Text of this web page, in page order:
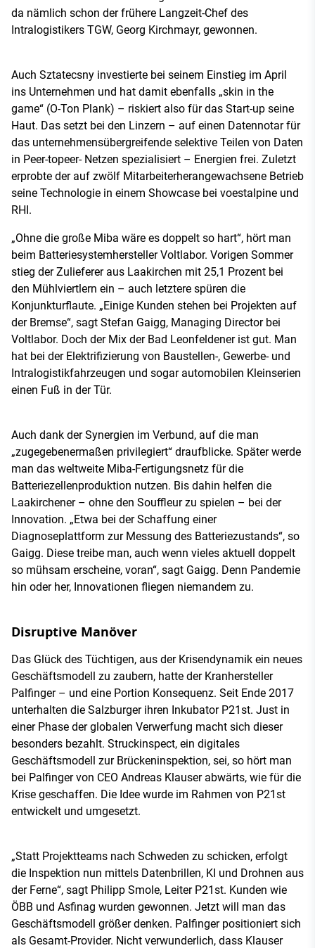
da nämlich schon der frühere Langzeit-Chef des
Intralogistikers TGW, Georg Kirchmayr, gewonnen.
Auch Sztatecsny investierte bei seinem Einstieg im April
ins Unternehmen und hat damit ebenfalls „skin in the
game“ (O-Ton Plank) – riskiert also für das Start-up seine
Haut. Das setzt bei den Linzern – auf einen Datennotar für
das unternehmensübergreifende selektive Teilen von Daten
in Peer-topeer- Netzen spezialisiert – Energien frei. Zuletzt
erprobte der auf zwölf Mitarbeiterherangewachsene Betrieb
seine Technologie in einem Showcase bei voestalpine und
RHI.
„Ohne die große Miba wäre es doppelt so hart“, hört man
beim Batteriesystemhersteller Voltlabor. Vorigen Sommer
stieg der Zulieferer aus Laakirchen mit 25,1 Prozent bei
den Mühlviertlern ein – auch letztere spüren die
Konjunkturflaute. „Einige Kunden stehen bei Projekten auf
der Bremse“, sagt Stefan Gaigg, Managing Director bei
Voltlabor. Doch der Mix der Bad Leonfeldener ist gut. Man
hat bei der Elektrifizierung von Baustellen-, Gewerbe- und
Intralogistikfahrzeugen und sogar automobilen Kleinserien
einen Fuß in der Tür.
Auch dank der Synergien im Verbund, auf die man
„zugegebenermaßen privilegiert“ draufblicke. Später werde
man das weltweite Miba-Fertigungsnetz für die
Batteriezellenproduktion nutzen. Bis dahin helfen die
Laakirchener – ohne den Souffleur zu spielen – bei der
Innovation. „Etwa bei der Schaffung einer
Diagnoseplattform zur Messung des Batteriezustands“, so
Gaigg. Diese treibe man, auch wenn vieles aktuell doppelt
so mühsam erscheine, voran“, sagt Gaigg. Denn Pandemie
hin oder her, Innovationen fliegen niemandem zu.
Disruptive Manöver
Das Glück des Tüchtigen, aus der Krisendynamik ein neues
Geschäftsmodell zu zaubern, hatte der Kranhersteller
Palfinger – und eine Portion Konsequenz. Seit Ende 2017
unterhalten die Salzburger ihren Inkubator P21st. Just in
einer Phase der globalen Verwerfung macht sich dieser
besonders bezahlt. Struckinspect, ein digitales
Geschäftsmodell zur Brückeninspektion, sei, so hört man
bei Palfinger von CEO Andreas Klauser abwärts, wie für die
Krise geschaffen. Die Idee wurde im Rahmen von P21st
entwickelt und umgesetzt.
„Statt Projektteams nach Schweden zu schicken, erfolgt
die Inspektion nun mittels Datenbrillen, KI und Drohnen aus
der Ferne“, sagt Philipp Smole, Leiter P21st. Kunden wie
ÖBB und Asfinag wurden gewonnen. Jetzt will man das
Geschäftsmodell größer denken. Palfinger positioniert sich
als Gesamt-Provider. Nicht verwunderlich, dass Klauser